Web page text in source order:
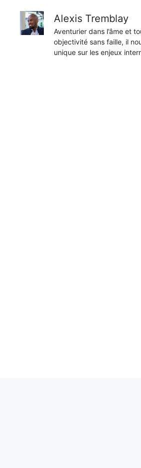
Alexis Tremblay
Aventurier dans l’âme et
objectivité sans faille, il
unique sur les enjeux